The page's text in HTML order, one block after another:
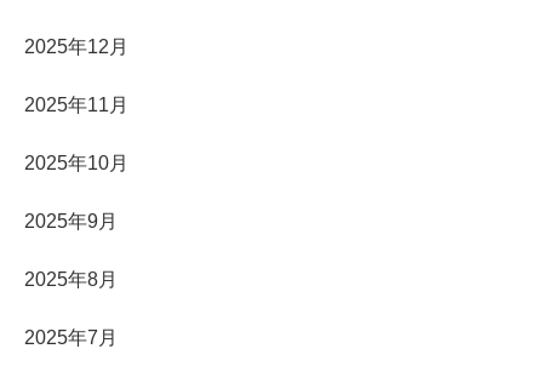
2025年12月
2025年11月
2025年10月
2025年9月
2025年8月
2025年7月